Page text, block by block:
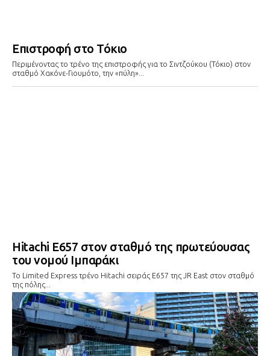
Επιστροφή στο Τόκιο
Περιμένοντας το τρένο της επιστροφής για το Σιντζούκου (Τόκιο) στον
σταθμό Χακόνε-Γιουμότο, την «πύλη»...
Hitachi Ε657 στον σταθμό της πρωτεύουσας
του νομού Ιμπαράκι
To Limited Express τρένο Hitachi σειράς Ε657 της JR East στον σταθμό
της πόλης...